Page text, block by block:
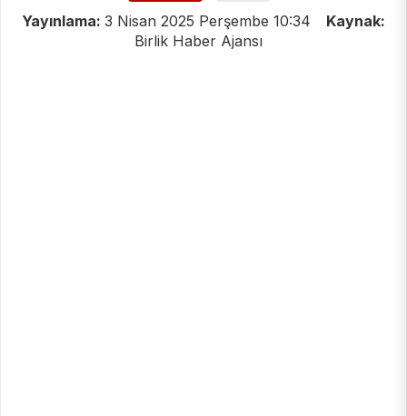
Yayınlama: 3 Nisan 2025 Perşembe 10:34
Kaynak:
Birlik Haber Ajansı